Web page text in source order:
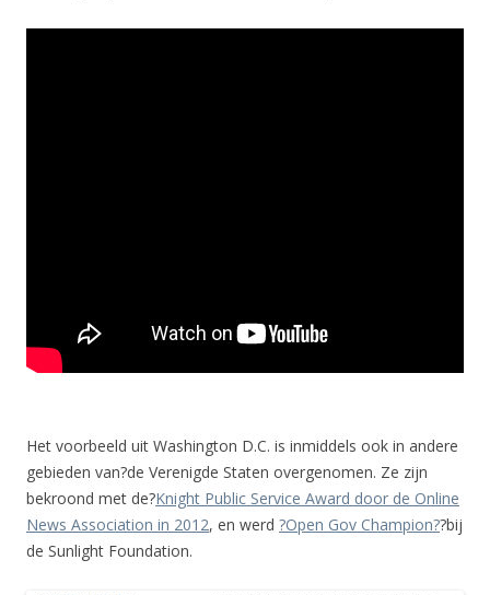
Het voorbeeld uit Washington D.C. is inmiddels ook in andere
gebieden van?de Verenigde Staten overgenomen. Ze zijn
bekroond met de?Knight Public Service Award door de Online
News Association in 2012, en werd ?Open Gov Champion??bij
de Sunlight Foundation.